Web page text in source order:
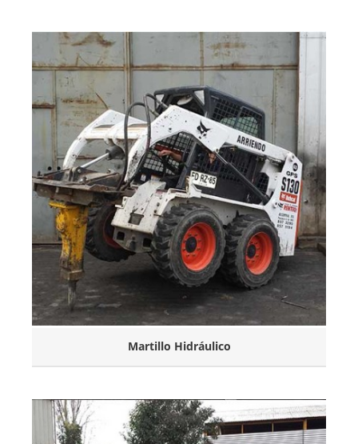
Martillo Hidráulico